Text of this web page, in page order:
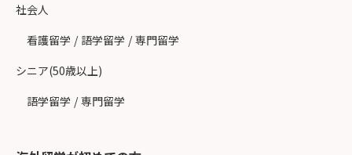
社会人
看護留学 / 語学留学 / 専門留学
シニア(50歳以上)
語学留学 / 専門留学